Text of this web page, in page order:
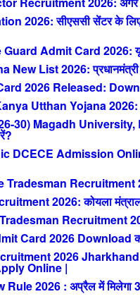
2026: सीएससी सेंटर के
Admit Card 2026: यूपी
List 2026: प्रधानमंत्री
2026 Released:
Utthan Yojana 2026:
30) Magadh
Admission Online
Recruitment
2026: कोयला
Recruitment
Card 2026 Download
2026 Jharkhand :
Online |
2026 : अप्रैल में मिलेगा 3